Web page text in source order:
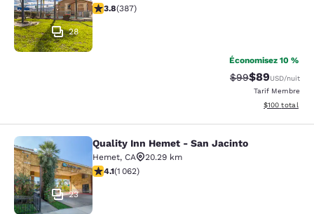
28
3.81 étoiles. Bien. 387 commentaires
3.8(387)
Économisez 10 %
Tarif barré :
$99Tarif réduit :
$89USD/nuit
Tarif Membre
Afficher les
$100 total
Quality Inn Hemet - San Jacinto
23
Quality Inn Hemet - San Jacinto
Hemet, CA
20.29 km
4.07 étoiles. Très Bien. 1062 commentaires
4.1(1 062)